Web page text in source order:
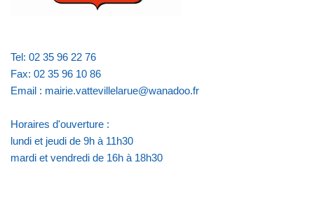
Tel: 02 35 96 22 76
Fax: 02 35 96 10 86
Email : mairie.vattevillelarue@wanadoo.fr
Horaires d'ouverture :
lundi et jeudi de 9h à 11h30
mardi et vendredi de 16h à 18h30